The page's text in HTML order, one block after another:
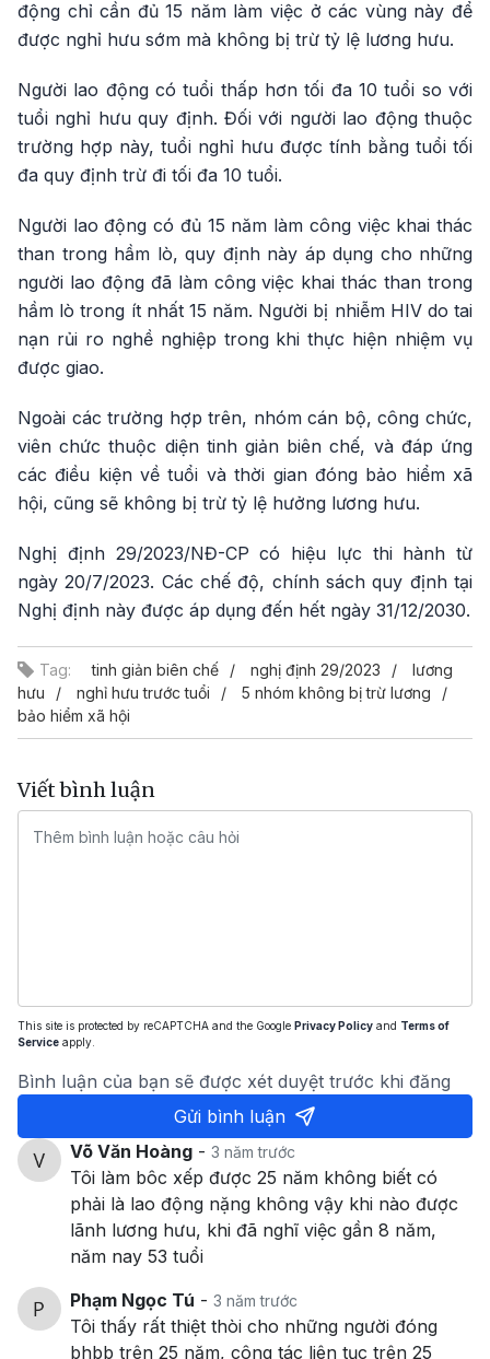
động chỉ cần đủ 15 năm làm việc ở các vùng này để
được nghỉ hưu sớm mà không bị trừ tỷ lệ lương hưu.
Người lao động có tuổi thấp hơn tối đa 10 tuổi so với
tuổi nghỉ hưu quy định. Đối với người lao động thuộc
trường hợp này, tuổi nghỉ hưu được tính bằng tuổi tối
đa quy định trừ đi tối đa 10 tuổi.
Người lao động có đủ 15 năm làm công việc khai thác
than trong hầm lò, quy định này áp dụng cho những
người lao động đã làm công việc khai thác than trong
hầm lò trong ít nhất 15 năm. Người bị nhiễm HIV do tai
nạn rủi ro nghề nghiệp trong khi thực hiện nhiệm vụ
được giao.
Ngoài các trường hợp trên, nhóm cán bộ, công chức,
viên chức thuộc diện tinh giản biên chế, và đáp ứng
các điều kiện về tuổi và thời gian đóng bảo hiểm xã
hội, cũng sẽ không bị trừ tỷ lệ hưởng lương hưu.
Nghị định 29/2023/NĐ-CP có hiệu lực thi hành từ
ngày 20/7/2023. Các chế độ, chính sách quy định tại
Nghị định này được áp dụng đến hết ngày 31/12/2030.
Tag: tinh giản biên chế nghị định 29/2023
lương
hưu
nghỉ hưu trước tuổi
5 nhóm không bị trừ lương
bảo hiểm xã hội
Viết bình luận
This site is protected by reCAPTCHA and the Google Privacy Policy and Terms of
Service apply.
Bình luận của bạn sẽ được xét duyệt trước khi đăng
Gửi bình luận
Võ Văn Hoàng - 3 năm trước
Tôi làm bôc xếp được 25 năm không biết có
phải là lao động nặng không vậy khi nào được
lãnh lương hưu, khi đã nghĩ việc gần 8 năm,
năm nay 53 tuổi
Phạm Ngọc Tú - 3 năm trước
Tôi thấy rất thiệt thòi cho những người đóng
bhbb trên 25 năm, công tác liên tục trên 25